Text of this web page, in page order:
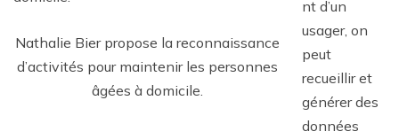
Nathalie Bier propose la reconnaissance
d’activités pour maintenir les personnes
âgées à domicile.
nt d’un
usager, on
peut
recueillir et
générer des
données